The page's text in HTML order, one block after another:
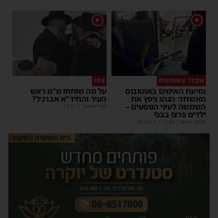
1
איבוד עשתונות
נסיעת האימים באוטובוס
מאשדוד: הנהג ניפץ את
השמשה לעיני הנוסעים –
ילדים פרצו בבכי
מנחם דויטש 11:34
1
צפו
על מה שוחחו מ"מ ראש
העיר והחיד"א אברג׳ל?
יוסי יחזקאלי 23:37